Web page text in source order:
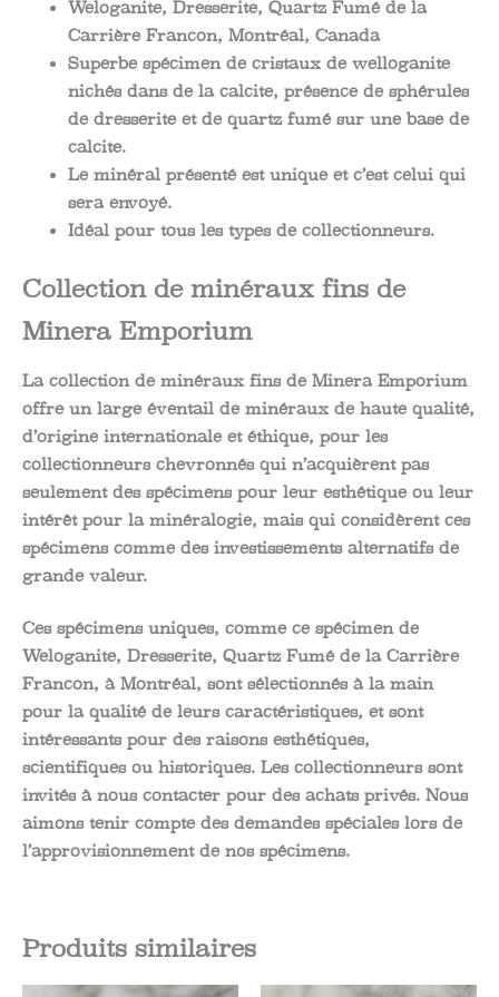
Weloganite, Dresserite, Quartz Fumé de la
Carrière Francon, Montréal, Canada
Superbe spécimen de cristaux de welloganite
nichés dans de la calcite, présence de sphérules
de dresserite et de quartz fumé sur une base de
calcite.
Le minéral présenté est unique et c’est celui qui
sera envoyé.
Idéal pour tous les types de collectionneurs.
Collection de minéraux fins de
Minera Emporium
La collection de minéraux fins de Minera Emporium
offre un large éventail de minéraux de haute qualité,
d’origine internationale et éthique, pour les
collectionneurs chevronnés qui n’acquièrent pas
seulement des spécimens pour leur esthétique ou leur
intérêt pour la minéralogie, mais qui considèrent ces
spécimens comme des investissements alternatifs de
grande valeur.
Ces spécimens uniques, comme ce spécimen de
Weloganite, Dresserite, Quartz Fumé de la Carrière
Francon, à Montréal, sont sélectionnés à la main
pour la qualité de leurs caractéristiques, et sont
intéressants pour des raisons esthétiques,
scientifiques ou historiques. Les collectionneurs sont
invités à nous contacter pour des achats privés. Nous
aimons tenir compte des demandes spéciales lors de
l’approvisionnement de nos spécimens.
Produits similaires